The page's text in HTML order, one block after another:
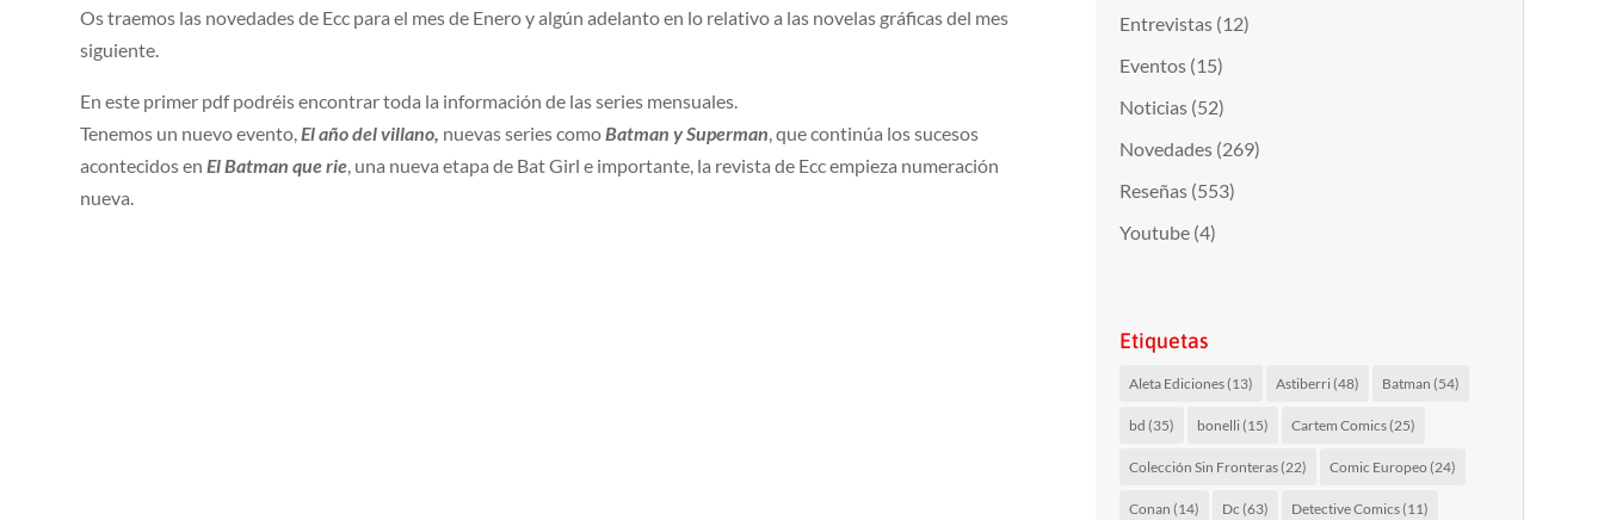
Os traemos las novedades de Ecc para el mes de Enero y algún adelanto en lo relativo a las novelas gráficas del mes
siguiente.
En este primer pdf podréis encontrar toda la información de las series mensuales.
Tenemos un nuevo evento,El año del villano, nuevas series comoBatman y Superman, que continúa los sucesos
acontecidos enEl Batman que rie, una nueva etapa de Bat Girl e importante, la revista de Ecc empieza numeración
nueva.
Entrevistas(12)
Eventos(15)
Noticias(52)
Novedades(269)
Reseñas(553)
Youtube(4)
Etiquetas
Aleta Ediciones(13) Astiberri(48) Batman (54)
bd (35) bonelli(15) Cartem Comics(25)
Colección Sin Fronteras(22) Comic Europeo (24)
Conan (14) Dc (63) Detective Comics(11)